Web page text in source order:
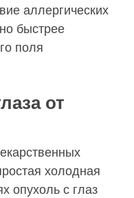
аллергических
быстрее
поля
от
холодная
опухоль с глаз